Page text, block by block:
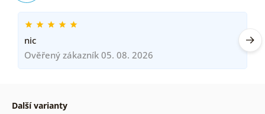
nic
Ověřený zákazník 05. 08. 2026
Další varianty